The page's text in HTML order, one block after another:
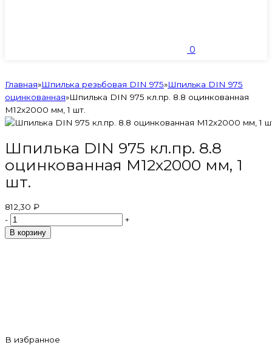
0
Главная»Шпилька резьбовая DIN 975»Шпилька DIN 975
оцинкованная»Шпилька DIN 975 кл.пр. 8.8 оцинкованная
M12х2000 мм, 1 шт.
Шпилька DIN 975 кл.пр. 8.8
оцинкованная M12х2000 мм, 1
шт.
812,30 ₽
-
+
В корзину
В избранное